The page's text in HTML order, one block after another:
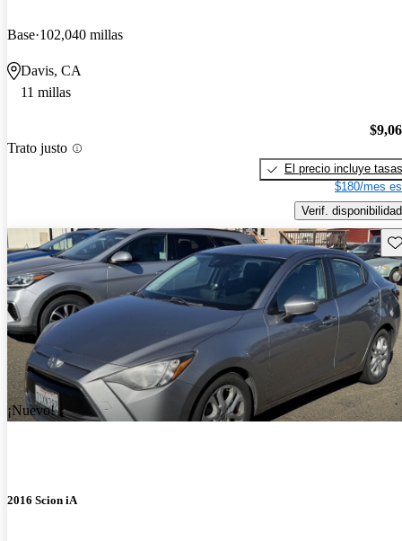
Base 102,040 millas
Davis, CA
11 millas
Trato justo
El precio incluye tasas
$180/mes
Verif. disponibilidad
¡Nuevo!
2016 Scion iA